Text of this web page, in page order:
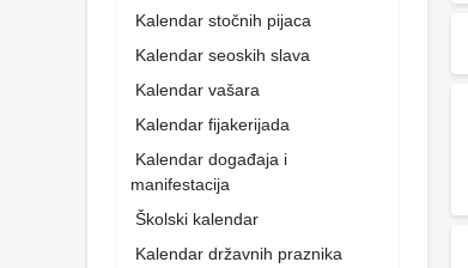
Kalendar stočnih pijaca
Kalendar seoskih slava
Kalendar vašara
Kalendar fijakerijada
Kalendar događaja i
manifestacija
Školski kalendar
Kalendar državnih praznika